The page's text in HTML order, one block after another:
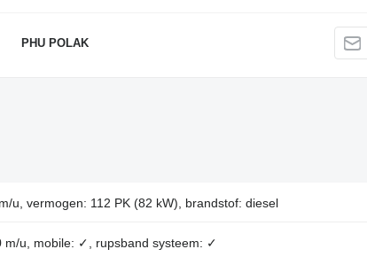
PHU POLAK
u, vermogen: 112 PK (82 kW), brandstof: diesel
m/u, mobile: ✓, rupsband systeem: ✓